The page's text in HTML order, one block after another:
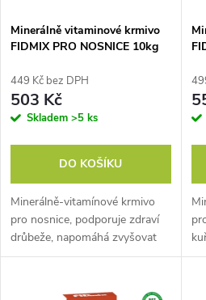
p
r
o
u
k
s
p
r
o
d
u
k
Minerálně vitaminové krmivo
FIDMIX PRO NOSNICE 10kg
449 Kč bez DPH
503 Kč
Skladem >5 ks
DO KOŠÍKU
Minerálně-vitamínové krmivo
pro nosnice, podporuje zdraví
drůbeže, napomáhá zvyšovat
snášku, oplozenost a líhnivost
chov slepic, kachen, hus,...